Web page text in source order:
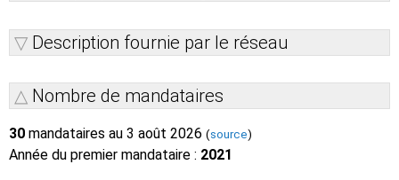
Description fournie par le réseau
Nombre de mandataires
30 mandataires au 3 août 2026 (source)
Année du premier mandataire : 2021